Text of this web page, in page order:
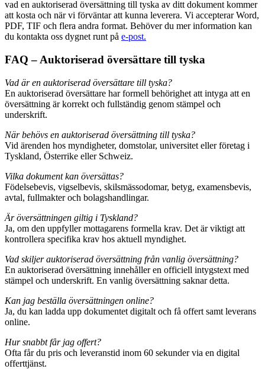
vad en auktoriserad översättning till tyska av ditt dokument kommer
att kosta och när vi förväntar att kunna leverera. Vi accepterar Word,
PDF, TIF och flera andra format. Behöver du mer information kan
du kontakta oss dygnet runt på e-post.
FAQ – Auktoriserad översättare till tyska
Vad är en auktoriserad översättare till tyska?
En auktoriserad översättare har formell behörighet att intyga att en
översättning är korrekt och fullständig genom stämpel och
underskrift.
När behövs en auktoriserad översättning till tyska?
Vid ärenden hos myndigheter, domstolar, universitet eller företag i
Tyskland, Österrike eller Schweiz.
Vilka dokument kan översättas?
Födelsebevis, vigselbevis, skilsmässodomar, betyg, examensbevis,
avtal, fullmakter och bolagshandlingar.
Är översättningen giltig i Tyskland?
Ja, om den uppfyller mottagarens formella krav. Det är viktigt att
kontrollera specifika krav hos aktuell myndighet.
Vad skiljer auktoriserad översättning från vanlig översättning?
En auktoriserad översättning innehåller en officiell intygstext med
stämpel och underskrift. En vanlig översättning saknar detta.
Kan jag beställa översättningen online?
Ja, du kan ladda upp dokumentet digitalt och få offert samt leverans
online.
Hur snabbt får jag offert?
Ofta får du pris och leveranstid inom 60 sekunder via en digital
offerttjänst.